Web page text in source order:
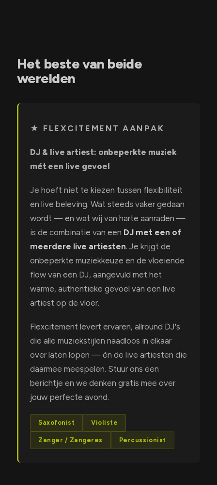
Het beste van beide
werelden
★ FLEXCITEMENT AANPAK
DJ & live artiest: onbeperkte muziek
mét een live gevoel
Je hoeft niet te kiezen tussen flexibiliteit
en live beleving. Wat steeds vaker gedaan
wordt — en wat wij van harte aanraden —
is de combinatie van een DJ met een of
meerdere live artiesten. Je krijgt de
onbeperkte muziekkeuze en de vloeiende
flow van een DJ, aangevuld met het
warme, authentieke gevoel van een live
artiest op de vloer.
Flexcitement levert ervaren, allround DJ's
die alle muziekstijlen naadloos in elkaar
over laten lopen — én de live artiesten die
daarmee meespelen. Stuur ons een
berichtje en we denken gratis mee over
jouw perfecte avond.
Saxofonist Violiste
Zanger / Zangeres Percussionist